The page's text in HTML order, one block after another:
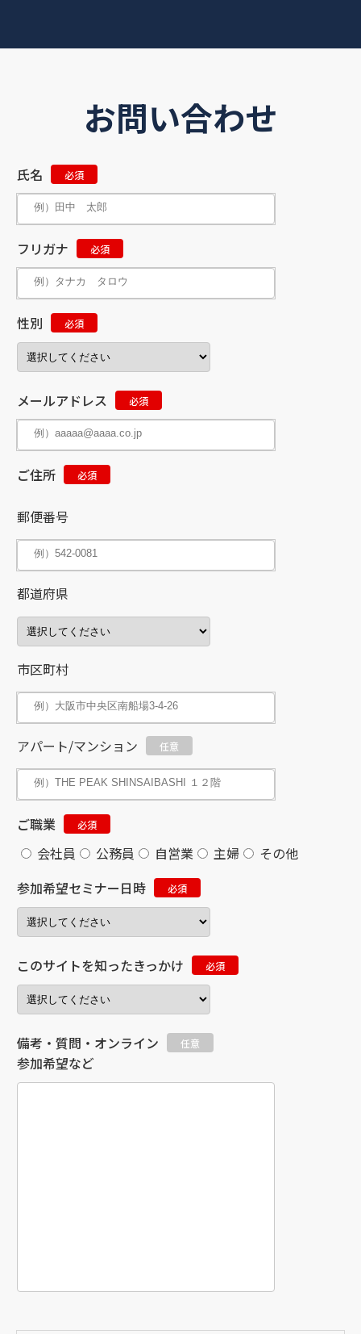
お問い合わせ
氏名 必須
フリガナ 必須
性別 必須
メールアドレス 必須
ご住所 必須
郵便番号
都道府県
市区町村
アパート/マンション 任意
ご職業 必須
会社員 公務員 自営業 主婦
その他
参加希望セミナー日時
必須
このサイトを知ったきっかけ 必須
備考・質問・オンライン
参加希望など
任意